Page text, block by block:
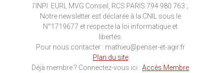
l'INPI. EURL MVG Conseil, RCS PARIS 794 980 763 ;
Notre newsletter est déclarée à la CNIL sous le
N°1719677 et respecte la loi informatique et
libertés.
Pour nous contacter : mathieu@penser-et-agir.fr
Plan du site
Déjà membre ? Connectez-vous ici :Accès Membre